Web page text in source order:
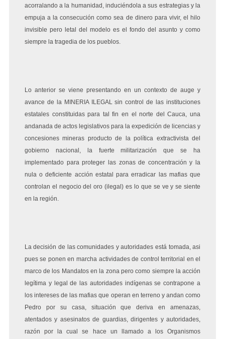
acorralando a la humanidad, induciéndola a sus estrategias y la
empuja a la consecución como sea de dinero para vivir, el hilo
invisible pero letal del modelo es el fondo del asunto y como
siempre la tragedia de los pueblos.
Lo anterior se viene presentando en un contexto de auge y
avance de la MINERIA ILEGAL sin control de las instituciones
estatales constituidas para tal fin en el norte del Cauca, una
andanada de actos legislativos para la expedición de licencias y
concesiones mineras producto de la política extractivista del
gobierno nacional, la fuerte militarización que se ha
implementado para proteger las zonas de concentración y la
nula o deficiente acción estatal para erradicar las mafias que
controlan el negocio del oro (ilegal) es lo que se ve y se siente
en la región.
La decisión de las comunidades y autoridades está tomada, asi
pues se ponen en marcha actividades de control territorial en el
marco de los Mandatos en la zona pero como siempre la acción
legítima y legal de las autoridades indígenas se contrapone a
los intereses de las mafias que operan en terreno y andan como
Pedro por su casa, situación que deriva en amenazas,
atentados y asesinatos de guardias, dirigentes y autoridades,
razón por la cual se hace un llamado a los Organismos